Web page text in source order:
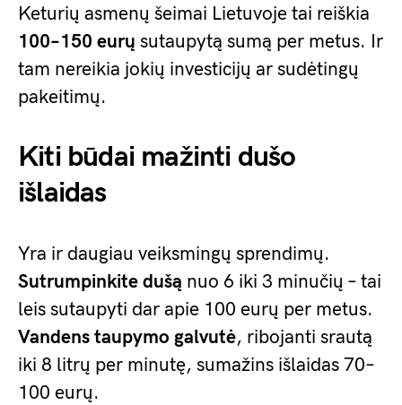
Keturių asmenų šeimai Lietuvoje tai reiškia
100–150 eurų sutaupytą sumą per metus. Ir
tam nereikia jokių investicijų ar sudėtingų
pakeitimų.
Kiti būdai mažinti dušo
išlaidas
Yra ir daugiau veiksmingų sprendimų.
Sutrumpinkite dušą nuo 6 iki 3 minučių – tai
leis sutaupyti dar apie 100 eurų per metus.
Vandens taupymo galvutė, ribojanti srautą
iki 8 litrų per minutę, sumažins išlaidas 70–
100 eurų.